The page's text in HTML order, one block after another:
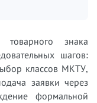
знака
шагов:
классов МКТУ,
заявки через
формальной